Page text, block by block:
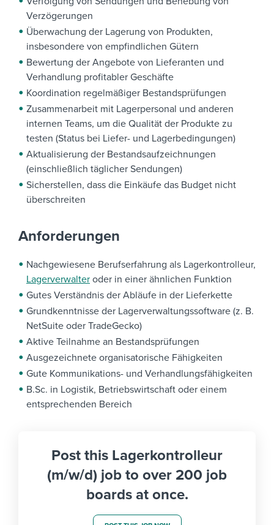
Verzögerungen
Überwachung der Lagerung von Produkten,
insbesondere von empfindlichen Gütern
Bewertung der Angebote von Lieferanten und
Verhandlung profitabler Geschäfte
Koordination regelmäßiger Bestandsprüfungen
Zusammenarbeit mit Lagerpersonal und anderen
internen Teams, um die Qualität der Produkte zu
testen (Status bei Liefer- und Lagerbedingungen)
Aktualisierung der Bestandsaufzeichnungen
(einschließlich täglicher Sendungen)
Sicherstellen, dass die Einkäufe das Budget nicht
überschreiten
Anforderungen
Nachgewiesene Berufserfahrung als Lagerkontrolleur,
Lagerverwalter oder in einer ähnlichen Funktion
Gutes Verständnis der Abläufe in der Lieferkette
Grundkenntnisse der Lagerverwaltungssoftware (z. B.
NetSuite oder TradeGecko)
Aktive Teilnahme an Bestandsprüfungen
Ausgezeichnete organisatorische Fähigkeiten
Gute Kommunikations- und Verhandlungsfähigkeiten
B.Sc. in Logistik, Betriebswirtschaft oder einem
entsprechenden Bereich
Post this Lagerkontrolleur
(m/w/d) job to over 200 job
boards at once.